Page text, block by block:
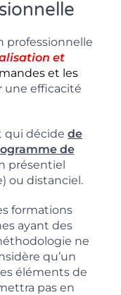
professionnelle
et
et les
efficacité
qui décide de
de
présentiel
ou distanciel.
formations
ayant des
ne
qu’un
éléments de
pas en